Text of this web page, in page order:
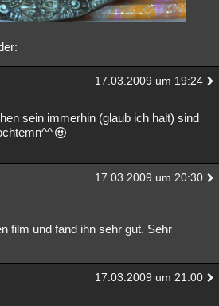
17.03.2009 um 19:24
sein immerhin (glaub ich halt) sind
17.03.2009 um 20:30
film und fand ihn sehr gut. Sehr
17.03.2009 um 21:00